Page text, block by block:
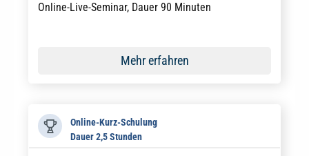
Online-Live-Seminar, Dauer 90 Minuten
Mehr erfahren
Online-Kurz-Schulung
Dauer 2,5 Stunden